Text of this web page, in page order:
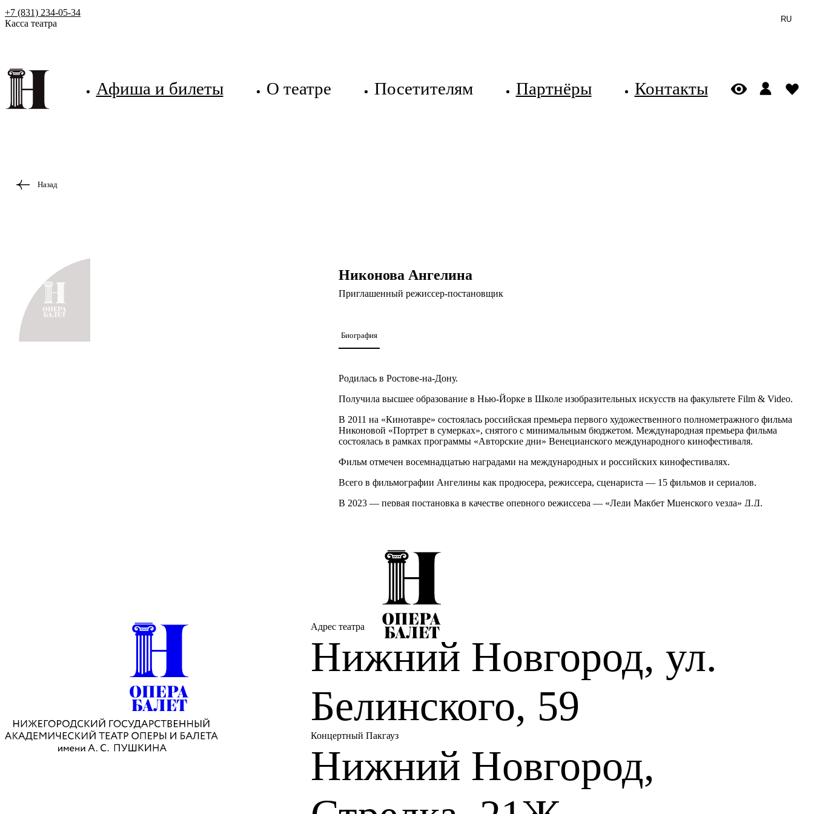
+7 (831) 234-05-34
Касса театра
RU
Афиша и билеты О театре Посетителям Партнёры Контакты
Назад
Никонова Ангелина
Приглашенный режиссер-постановщик
Биография
Родилась в Ростове-на-Дону.
Получила высшее образование в Нью-Йорке в Школе изобразительных искусств на факультете Film & Video.
В 2011 на «Кинотавре» состоялась российская премьера первого художественного полнометражного фильма
Никоновой «Портрет в сумерках», снятого с минимальным бюджетом. Международная премьера фильма
состоялась в рамках программы «Авторские дни» Венецианского международного кинофестиваля.
Фильм отмечен восемнадцатью наградами на международных и российских кинофестивалях.
Всего в фильмографии Ангелины как продюсера, режиссера, сценариста — 15 фильмов и сериалов.
В 2023 — первая постановка в качестве оперного режиссера — «Леди Макбет Мценского уезда» Д.Д.
В настоящее время живёт и работает в Москве.
Адрес театра
Нижний Новгород, ул.
Белинского, 59
Концертный Пакгауз
Нижний Новгород,